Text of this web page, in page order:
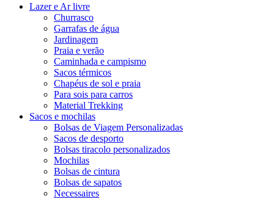
Lazer e Ar livre
Churrasco
Garrafas de água
Jardinagem
Praia e verão
Caminhada e campismo
Sacos térmicos
Chapéus de sol e praia
Para sois para carros
Material Trekking
Sacos e mochilas
Bolsas de Viagem Personalizadas
Sacos de desporto
Bolsas tiracolo personalizados
Mochilas
Bolsas de cintura
Bolsas de sapatos
Necessaires